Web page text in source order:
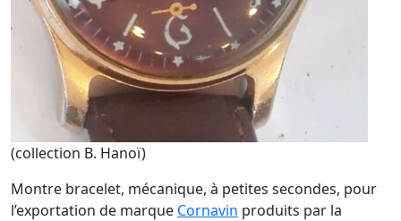
(collection B. Hanoï)
Montre bracelet, mécanique, à petites secondes, pour
l’exportation de marque Cornavin produits par la